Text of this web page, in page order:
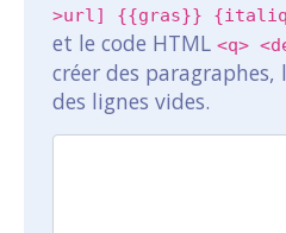
>url] {{gras}}
et le code HTML <q>
créer des
des lignes vides.